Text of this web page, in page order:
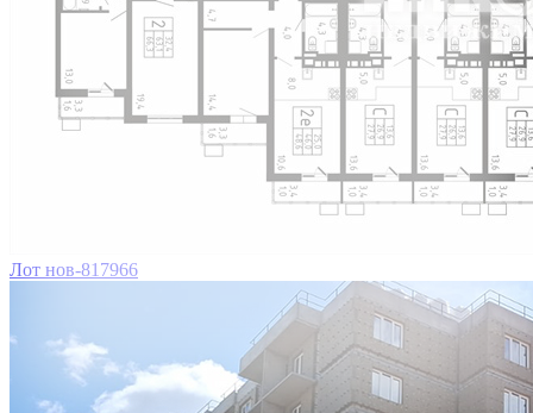
Лот нов-817966